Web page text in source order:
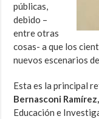
públicas,
debido –
entre otras
cosas- a que los
nuevos escenarios
Esta es la principal
Bernasconi
Educación e